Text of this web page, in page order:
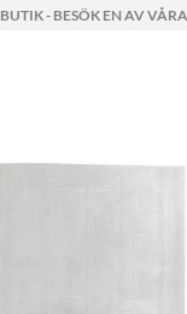
- BESÖK EN AV